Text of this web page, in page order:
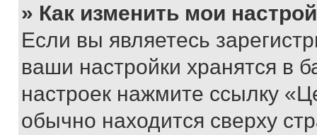
» Как изменить мои
Если вы являетесь
ваши настройки хранятся в
настроек нажмите ссылку
обычно находится сверху